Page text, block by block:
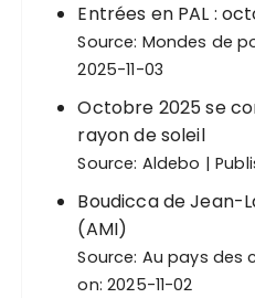
Entrées en PAL :
Source: Mondes de
2025-11-03
Octobre 2025 se
rayon de soleil
Source: Aldebo
Boudicca de Jean-
(AMI)
Source: Au pays des
on: 2025-11-02